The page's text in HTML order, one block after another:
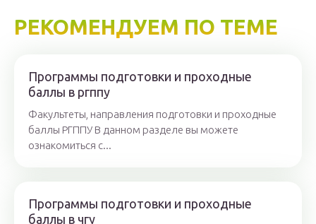
РЕКОМЕНДУЕМ ПО ТЕМЕ
Программы подготовки и проходные
баллы в ргппу
Факультеты, направления подготовки и проходные
баллы РГППУ В данном разделе вы можете
ознакомиться с...
Программы подготовки и проходные
баллы в чгу